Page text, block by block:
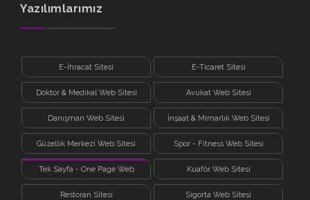
Yazılımlarımız
E-İhracat Sitesi E-Ticaret Sitesi
Doktor & Medikal Web Sitesi Avukat Web Sitesi
Danışman Web Sitesi İnşaat & Mimarlık Web Sitesi
Güzellik Merkezi Web Sitesi Spor - Fitness Web Sitesi
Tek Sayfa - One Page Web
Sitesi
Kuaför Web Sitesi
Restoran Sitesi Sigorta Web Sitesi